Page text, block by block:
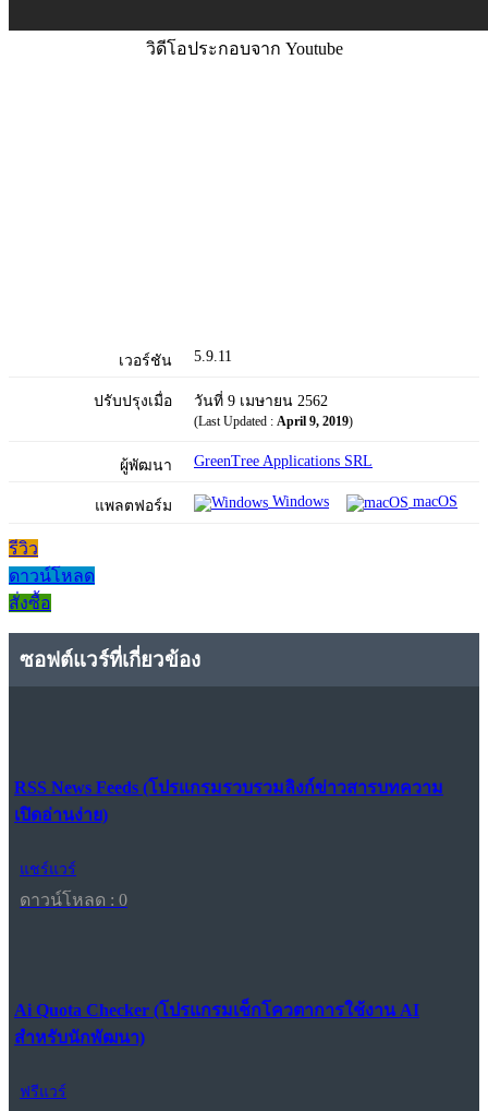
วิดีโอประกอบจาก Youtube
เวอร์ชัน 5.9.11
ปรับปรุงเมื่อ วันที่ 9 เมษายน 2562
(Last Updated : April 9, 2019)
ผู้พัฒนา GreenTree Applications SRL
แพลตฟอร์ม Windows macOS
รีวิว
ดาวน์โหลด
สั่งซื้อ
ซอฟต์แวร์ที่เกี่ยวข้อง
RSS News Feeds (โปรแกรมรวบรวมลิงก์ข่าวสารบทความ
เปิดอ่านง่าย)
แชร์แวร์
ดาวน์โหลด : 0
Ai Quota Checker (โปรแกรมเช็กโควตาการใช้งาน AI
สำหรับนักพัฒนา)
ฟรีแวร์